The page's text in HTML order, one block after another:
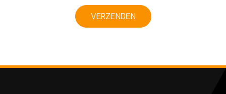
VERZENDEN